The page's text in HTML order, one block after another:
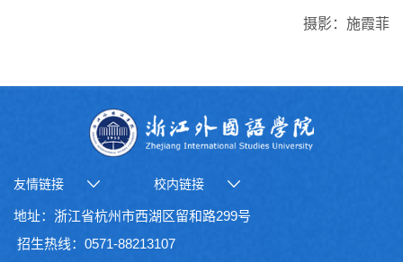
摄影：施霞菲
友情链接 校内链接
地址：浙江省杭州市西湖区留和路299号
招生热线：0571-88213107